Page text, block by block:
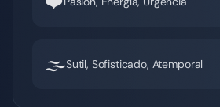
🌫️Sutil, Sofisticado, Atemporal